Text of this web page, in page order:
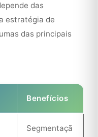
das
estratégia de
das principais
Benefícios
Segmentaçã